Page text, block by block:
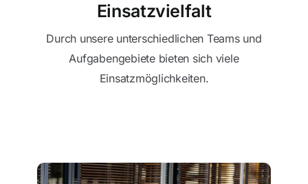
Einsatzvielfalt
Durch unsere unterschiedlichen Teams und
Aufgabengebiete bieten sich viele
Einsatzmöglichkeiten.